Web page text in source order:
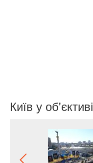
Київ у об'єктиві